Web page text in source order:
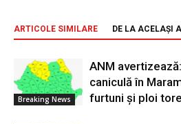
ARTICOLE SIMILARE DE LA ACELAȘI
Breaking News
ANM
caniculă în
furtuni și ploi